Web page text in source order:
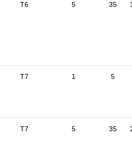
T6 5 35
T7 1 5
T7 5 35